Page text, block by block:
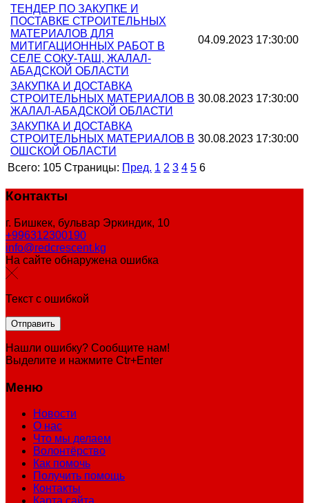
ТЕНДЕР ПО ЗАКУПКЕ И
ПОСТАВКЕ СТРОИТЕЛЬНЫХ
МАТЕРИАЛОВ ДЛЯ
МИТИГАЦИОННЫХ РАБОТ В
СЕЛЕ СОКУ-ТАШ, ЖАЛАЛ-
АБАДСКОЙ ОБЛАСТИ
04.09.2023 17:30:00
ЗАКУПКА И ДОСТАВКА
СТРОИТЕЛЬНЫХ МАТЕРИАЛОВ В
ЖАЛАЛ-АБАДСКОЙ ОБЛАСТИ
30.08.2023 17:30:00
ЗАКУПКА И ДОСТАВКА
СТРОИТЕЛЬНЫХ МАТЕРИАЛОВ В
ОШСКОЙ ОБЛАСТИ
30.08.2023 17:30:00
Всего: 105 Страницы: Пред. 1 2 3 4 5 6
Контакты
г. Бишкек, бульвар Эркиндик, 10
+996312300190
info@redcrescent.kg
На сайте обнаружена ошибка
Текст с ошибкой
Нашли ошибку? Сообщите нам!
Выделите и нажмите Ctr+Enter
Меню
Новости
О нас
Что мы делаем
Волонтёрство
Как помочь
Получить помощь
Контакты